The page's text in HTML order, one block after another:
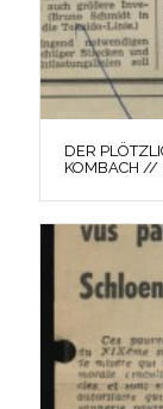
DER
KOMBACH //